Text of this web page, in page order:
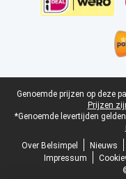
Juridische voettekst
Genoemde prijzen op deze
Prijzen
*Genoemde levertijden
Over Belsimpel
Nieuws
Impressum